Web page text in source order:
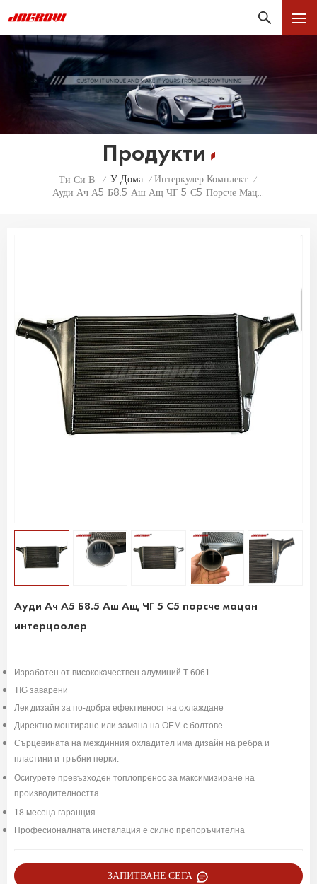
Продукти
Ти Си В: / У Дома / Интеркулер Комплект /
Ауди Ач А5 Б8.5 Аш Ащ ЧГ 5 С5 порсче мацан
интерцоолер
Изработен от висококачествен алуминий T-6061
TIG заварени
Лек дизайн за по-добра ефективност на охлаждане
Директно монтиране или замяна на OEM с болтове
Сърцевината на междинния охладител има дизайн на ребра и
пластини и тръбни перки.
Осигурете превъзходен топлопренос за максимизиране на
производителността
18 месеца гаранция
Професионалната инсталация е силно препоръчителна
ЗАПИТВАНЕ СЕГА